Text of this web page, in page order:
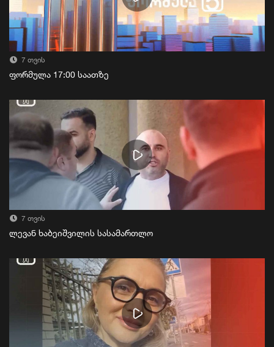
7 თვის
ფორმულა 17:00 საათზე
7 თვის
ლევან ხაბეიშვილის სასამართლო